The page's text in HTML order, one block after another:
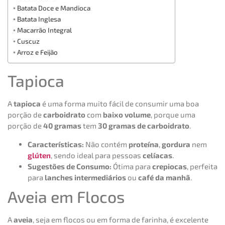
Batata Doce e Mandioca
Batata Inglesa
Macarrão Integral
Cuscuz
Arroz e Feijão
Tapioca
Atapioca é uma forma muito fácil de consumir uma boa
porção decarboidrato com baixo volume, porque uma
porção de40 gramastem 30 gramas de carboidrato.
Características: Não contém proteína gordura nem
glúten , sendo ideal para pessoas celíacas
Sugestões de Consumo: Ótima para crepiocas , perfeita
para lanches intermediários ou café da manhã
Aveia em Flocos
Aaveia , seja em flocos ou em forma de farinha, é excelente